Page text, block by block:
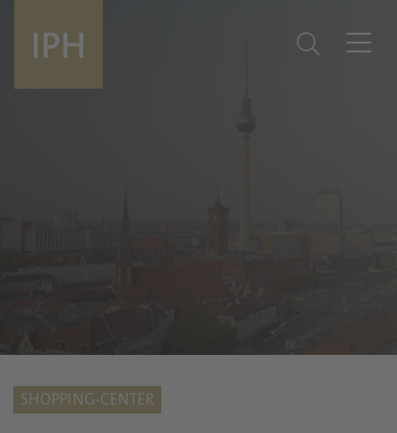
SHOPPING-CENTER